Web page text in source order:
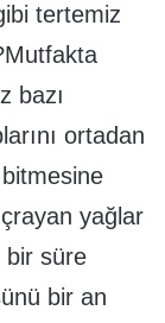
tertemiz
bazı
ortadan
yağlar
bir süre
bir an